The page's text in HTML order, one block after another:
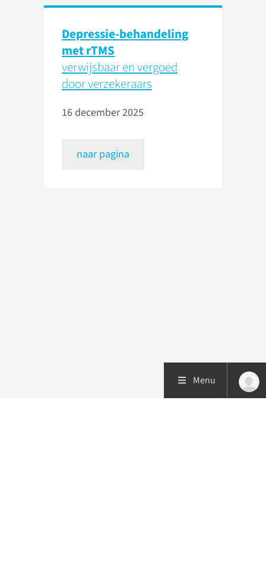
Depressie-behandeling
met rTMS
verwijsbaar en vergoed
door verzekeraars
16 december 2025
naar pagina
Menu